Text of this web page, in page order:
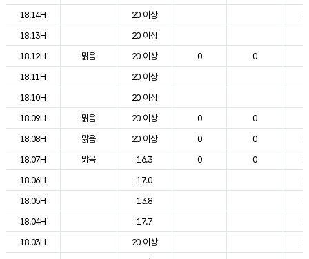
18.14H
20 이상
18.13H
20 이상
18.12H
맑음 20 이상 0 0
18.11H
20 이상
18.10H
20 이상
18.09H
맑음 20 이상 0 0
18.08H
맑음 20 이상 0 0
18.07H
맑음 16.3 0 0
18.06H
17.0
18.05H
13.8
18.04H
17.7
18.03H
20 이상